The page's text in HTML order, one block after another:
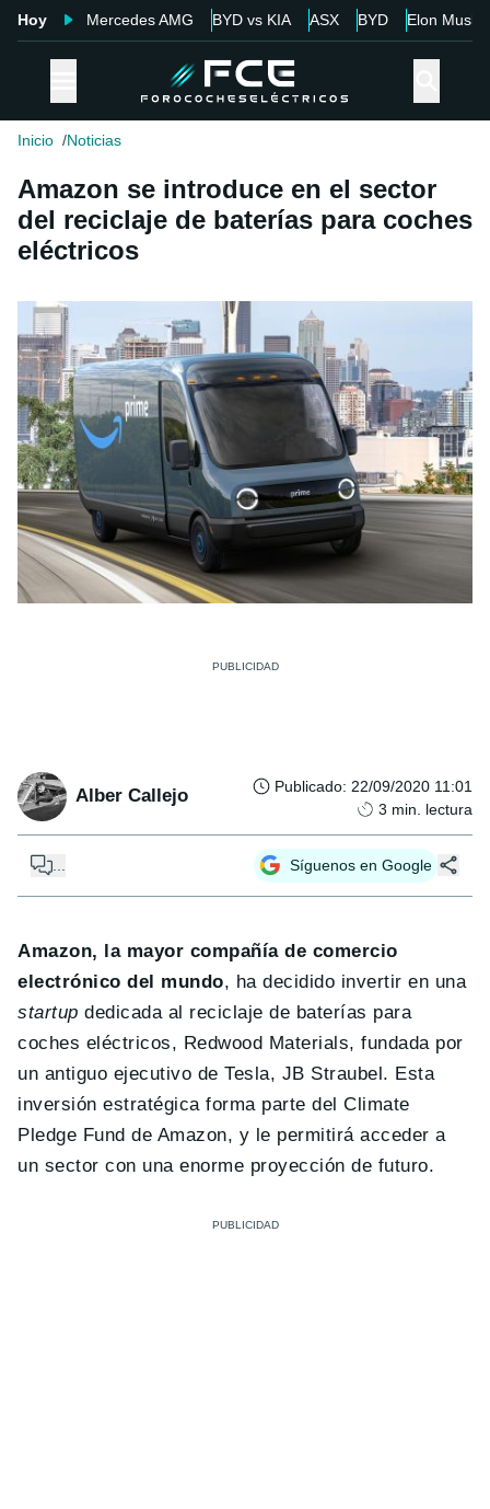
Hoy Mercedes AMG BYD vs KIA ASX BYD Elon Musk
Inicio Noticias
Amazon se introduce en el sector
del reciclaje de baterías para coches
eléctricos
Alber Callejo Publicado: 22/09/2020 11:01
3 min. lectura
Síguenos en Google
Amazon, la mayor compañía de comercio
electrónico del mundo, ha decidido invertir en una
startup dedicada al reciclaje de baterías para
coches eléctricos, Redwood Materials, fundada por
un antiguo ejecutivo de Tesla, JB Straubel. Esta
inversión estratégica forma parte del Climate
Pledge Fund de Amazon, y le permitirá acceder a
un sector con una enorme proyección de futuro.